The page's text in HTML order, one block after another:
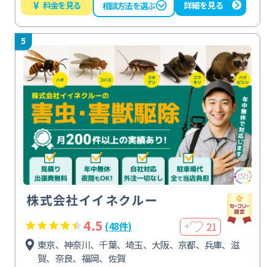
¥ 料金を見る 相談方法を選ぶ 詳細を見る
5
株式会社イイネクルー
4.5 (48件) ＋ 21
東京、神奈川、千葉、埼玉、大阪、京都、兵庫、滋
賀、奈良、福岡、佐賀